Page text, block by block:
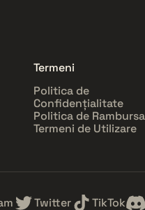
Termeni
Politica de
Confidențialitate
Politica de
Termeni de Utilizare
Twitter TikTok